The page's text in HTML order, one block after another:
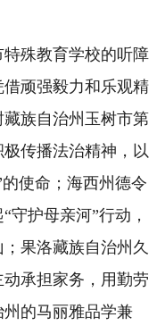
殊教育学校的听障
顽强毅力和乐观精
族自治州玉树市第
传播法治精神，以
使命；海西州德令
守护母亲河”行动，
果洛藏族自治州久
承担家务，用勤劳
的马丽雅品学兼